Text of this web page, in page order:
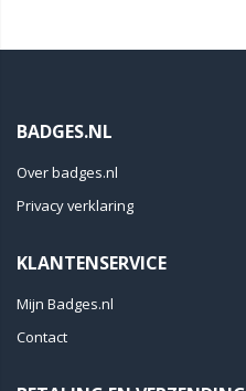
BADGES.NL
Over badges.nl
Privacy verklaring
KLANTENSERVICE
Mijn Badges.nl
Contact